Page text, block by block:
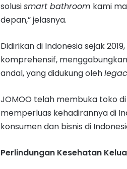
solusismart bathroom kami
depan,” jelasnya.
Didirikan di Indonesia sejak
komprehensif,
andal, yang didukung oleh
JOMOO telah membuka toko
memperluas kehadirannya di
konsumen dan bisnis di
Perlindungan Kesehatan